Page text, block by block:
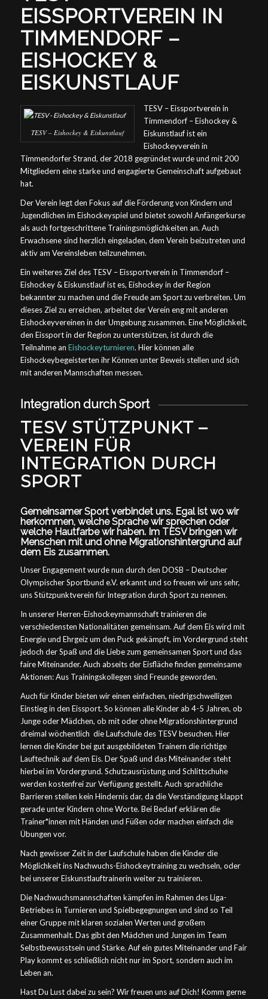
EISSPORTVEREIN IN
TIMMENDORF –
EISHOCKEY &
EISKUNSTLAUF
TESV – Eishockey & Eiskunstlauf
TESV – Eissportverein in
Timmendorf – Eishockey &
Eiskunstlauf ist ein
Eishockeyverein in
Timmendorfer Strand, der 2018 gegründet wurde und mit 200
Mitgliedern eine starke und engagierte Gemeinschaft aufgebaut
hat.
Der Verein legt den Fokus auf die Förderung von Kindern und
Jugendlichen im Eishockeyspiel und bietet sowohl Anfängerkurse
als auch fortgeschrittene Trainingsmöglichkeiten an. Auch
Erwachsene sind herzlich eingeladen, dem Verein beizutreten und
aktiv am Vereinsleben teilzunehmen.
Ein weiteres Ziel des TESV – Eissportverein in Timmendorf –
Eishockey & Eiskunstlauf ist es, Eishockey in der Region
bekannter zu machen und die Freude am Sport zu verbreiten. Um
dieses Ziel zu erreichen, arbeitet der Verein eng mit anderen
Eishockeyvereinen in der Umgebung zusammen. Eine Möglichkeit,
den Eissport in der Region zu unterstützen, ist durch die
Teilnahme an Eishockeyturnieren. Hier können alle
Eishockeybegeisterten ihr Können unter Beweis stellen und sich
mit anderen Mannschaften messen.
Integration durch Sport
TESV STÜTZPUNKT –
VEREIN FÜR
INTEGRATION DURCH
SPORT
Gemeinsamer Sport verbindet uns. Egal ist wo wir
herkommen, welche Sprache wir sprechen oder
welche Hautfarbe wir haben. Im TESV bringen wir
Menschen mit und ohne Migrationshintergrund auf
dem Eis zusammen.
Unser Engagement wurde nun durch den DOSB – Deutscher
Olympischer Sportbund e.V. erkannt und so freuen wir uns sehr,
uns Stützpunktverein für Integration durch Sport zu nennen.
In unserer Herren-Eishockeymannschaft trainieren die
verschiedensten Nationalitäten gemeinsam. Auf dem Eis wird mit
Energie und Ehrgeiz um den Puck gekämpft, im Vordergrund steht
jedoch der Spaß und die Liebe zum gemeinsamen Sport und das
faire Miteinander. Auch abseits der Eisfläche finden gemeinsame
Aktionen: Aus Trainingskollegen sind Freunde geworden.
Auch für Kinder bieten wir einen einfachen, niedrigschwelligen
Einstieg in den Eissport. So können alle Kinder ab 4-5 Jahren, ob
Junge oder Mädchen, ob mit oder ohne Migrationshintergrund
dreimal wöchentlich die Laufschule des TESV besuchen. Hier
lernen die Kinder bei gut ausgebildeten Trainern die richtige
Lauftechnik auf dem Eis. Der Spaß und das Miteinander steht
hierbei im Vordergrund. Schutzausrüstung und Schlittschuhe
werden kostenfrei zur Verfügung gestellt. Auch sprachliche
Barrieren stellen kein Hindernis dar, da die Verständigung klappt
gerade unter Kindern ohne Worte. Bei Bedarf erklären die
Trainer*innen mit Händen und Füßen oder machen einfach die
Übungen vor.
Nach gewisser Zeit in der Laufschule haben die Kinder die
Möglichkeit ins Nachwuchs-Eishockeytraining zu wechseln, oder
bei unserer Eiskunstlauftrainerin weiter zu trainieren.
Die Nachwuchsmannschaften kämpfen im Rahmen des Liga-
Betriebes in Turnieren und Spielbegegnungen und sind so Teil
einer Gruppe mit klaren sozialen Werten und großem
Zusammenhalt. Das gibt den Mädchen und Jungen im Team
Selbstbewusstsein und Stärke. Auf ein gutes Miteinander und Fair
Play kommt es schließlich nicht nur im Sport, sondern auch im
Leben an.
Hast Du Lust dabei zu sein? Wir freuen uns auf Dich! Komm gerne